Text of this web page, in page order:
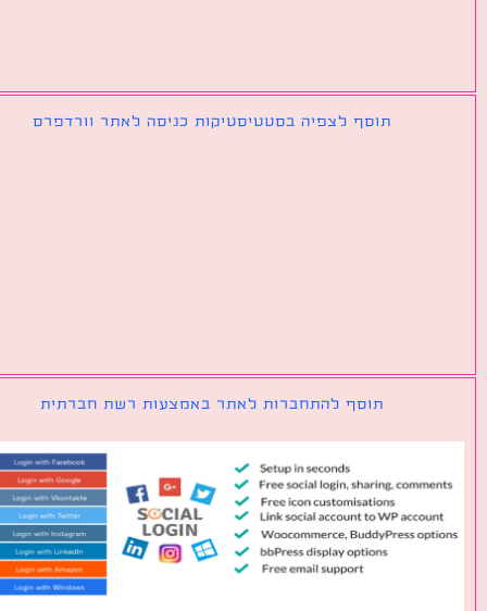
תוסף לצפיה בסטטיסטיקות כניסה לאתר וורדפרס
תוסף להתחברות לאתר באמצעות רשת חברתית